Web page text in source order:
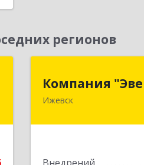
регионов
Компания
Ижевск426011,